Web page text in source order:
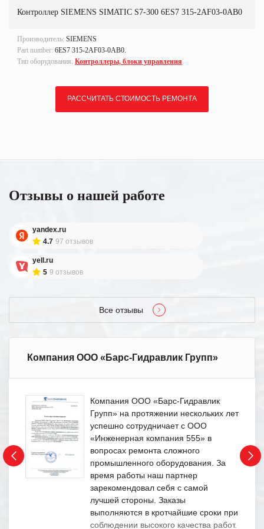
Контроллер SIEMENS SIMATIC S7-300 6ES7 315-2AF03-0AB0
Производитель: SIEMENS
Part number: 6ES7 315-2AF03-0AB0.
Тип оборудования: Контроллеры, блоки управления
РАССЧИТАТЬ СТОИМОСТЬ РЕМОНТА
Отзывы о нашей работе
yandex.ru
4.7 97 отзывов
yell.ru
5 9 отзывов
Все отзывы
Компания ООО «Барс-Гидравлик Групп»
Компания ООО «Барс-Гидравлик
Групп» на протяжении нескольких лет
успешно сотрудничает с ООО
«Инженерная компания 555» в
вопросах ремонта сложного
промышленного оборудования. За
время работы наш партнер
зарекомендовал себя с самой
лучшей стороны. Заказы
выполняются в кротчайшие сроки при
соблюдении высокого качества работ.